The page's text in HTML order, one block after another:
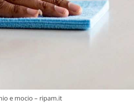
e mocio – ripam.it